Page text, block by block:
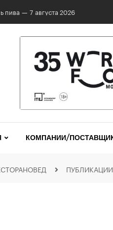
пива — 7 августа 2026
КОМПАНИИ/
ПУБЛИКАЦИИ